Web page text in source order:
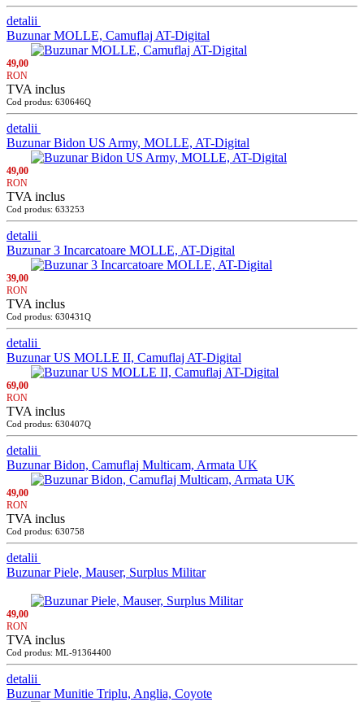
detalii
Buzunar MOLLE, Camuflaj AT-Digital
49,00
RON
TVA inclus
Cod produs: 630646Q
detalii
Buzunar Bidon US Army, MOLLE, AT-Digital
49,00
RON
TVA inclus
Cod produs: 633253
detalii
Buzunar 3 Incarcatoare MOLLE, AT-Digital
39,00
RON
TVA inclus
Cod produs: 630431Q
detalii
Buzunar US MOLLE II, Camuflaj AT-Digital
69,00
RON
TVA inclus
Cod produs: 630407Q
detalii
Buzunar Bidon, Camuflaj Multicam, Armata UK
49,00
RON
TVA inclus
Cod produs: 630758
detalii
Buzunar Piele, Mauser, Surplus Militar
49,00
RON
TVA inclus
Cod produs: ML-91364400
detalii
Buzunar Munitie Triplu, Anglia, Coyote